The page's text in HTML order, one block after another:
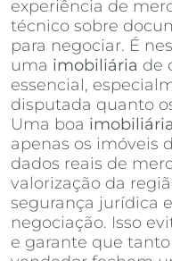
experiência de
técnico sobre
para negociar. É
uma imobiliária de
essencial,
disputada quanto
Uma boa imobiliária
apenas os imóveis
dados reais de
valorização da
segurança jurídica
negociação. Isso
e garante que